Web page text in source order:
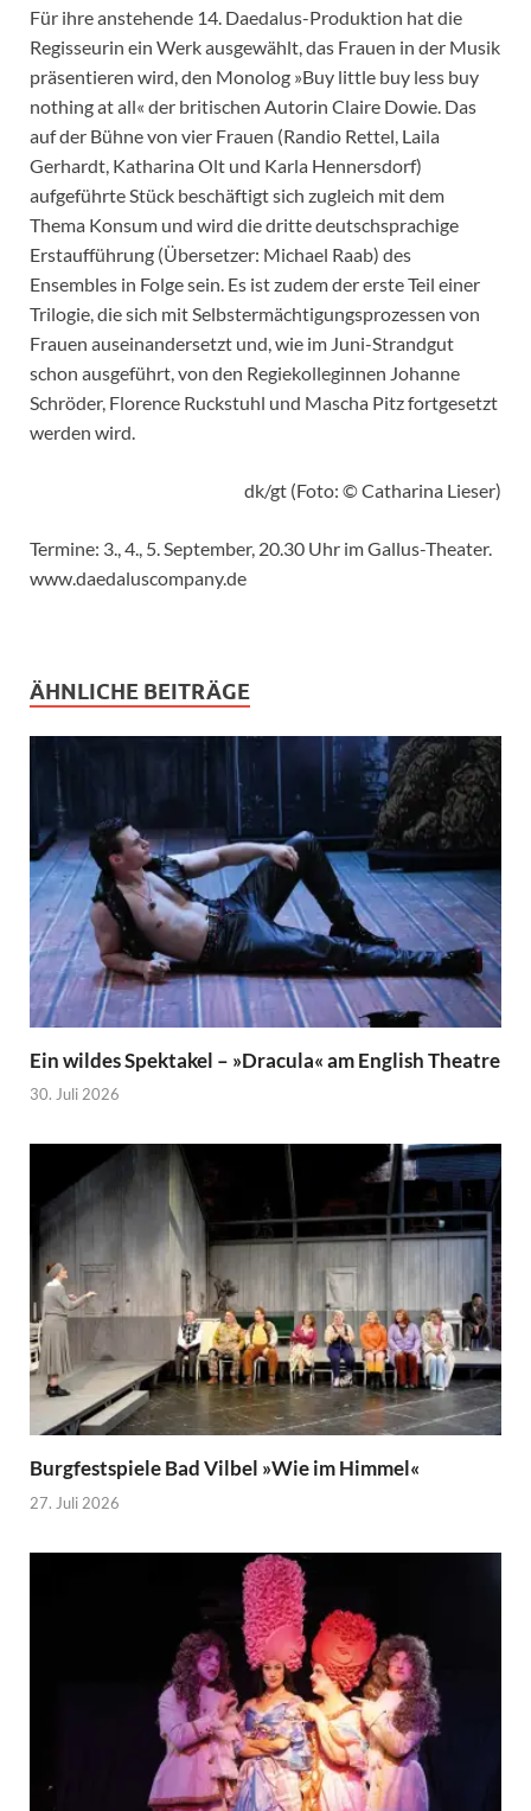
Für ihre anstehende 14. Daedalus-Produktion hat die
Regisseurin ein Werk ausgewählt, das Frauen in der Musik
präsentieren wird, den Monolog »Buy little buy less buy
nothing at all« der britischen Autorin Claire Dowie. Das
auf der Bühne von vier Frauen (Randio Rettel, Laila
Gerhardt, Katharina Olt und Karla Hennersdorf)
aufgeführte Stück beschäftigt sich zugleich mit dem
Thema Konsum und wird die dritte deutschsprachige
Erstaufführung (Übersetzer: Michael Raab) des
Ensembles in Folge sein. Es ist zudem der erste Teil einer
Trilogie, die sich mit Selbstermächtigungsprozessen von
Frauen auseinandersetzt und, wie im Juni-Strandgut
schon ausgeführt, von den Regiekolleginnen Johanne
Schröder, Florence Ruckstuhl und Mascha Pitz fortgesetzt
werden wird.
dk/gt (Foto: © Catharina Lieser)
Termine: 3., 4., 5. September, 20.30 Uhr im Gallus-Theater.
www.daedaluscompany.de
ÄHNLICHE BEITRÄGE
Ein wildes Spektakel – »Dracula« am English Theatre
30. Juli 2026
Burgfestspiele Bad Vilbel »Wie im Himmel«
27. Juli 2026